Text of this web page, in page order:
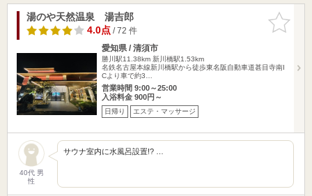
お気に入
りに追加
湯のや天然温泉 湯吉郎
4.0点/ 72 件
愛知県 / 清須市
勝川駅11.38km 新川橋駅1.53km
名鉄名古屋本線新川橋駅から徒歩東名阪自動車道甚目寺南I
Cより車で約3…
営業時間 9:00～25:00
入浴料金 900円～
日帰り エステ・マッサージ
40代 男
性
サウナ室内に水風呂設置!? …